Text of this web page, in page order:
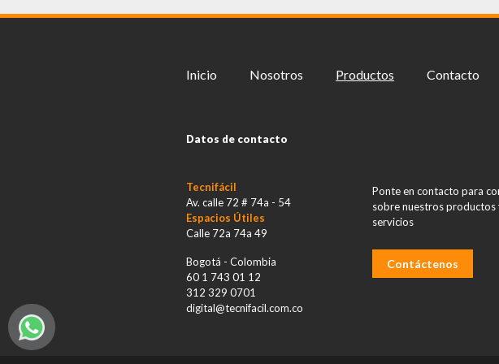
Inicio Nosotros Productos Contacto
Datos de contacto
Tecnifácil
Av. calle 72 # 74a - 54
Espacios Útiles
Calle 72a 74a 49
Bogotá - Colombia
60 1 743 01 12
312 329 0701
digital@tecnifacil.com.co
Ponte en contacto para
sobre nuestros productos
servicios
Contáctenos